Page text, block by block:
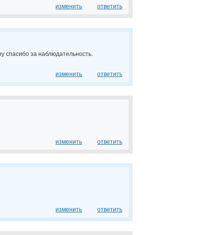
изменить ответить
спасибо за наблюдательность.
изменить ответить
изменить ответить
изменить ответить